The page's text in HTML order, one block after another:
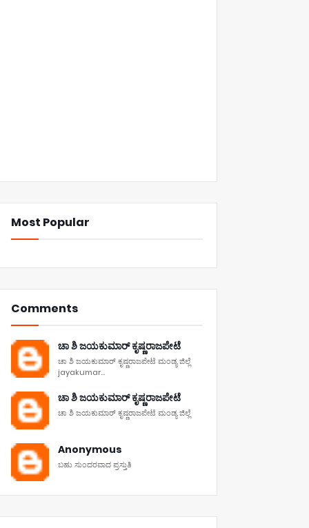
Most Popular
Comments
ಚಾ ಶಿ ಜಯಕುಮಾರ್ ಕೃಷ್ಣರಾಜಪೇಟೆ
ಚಾ ಶಿ ಜಯಕುಮಾರ್ ಕೃಷ್ಣರಾಜಪೇಟೆ ಮಂಡ್ಯ ಜಿಲ್ಲೆ
jayakumar...
ಚಾ ಶಿ ಜಯಕುಮಾರ್ ಕೃಷ್ಣರಾಜಪೇಟೆ
ಚಾ ಶಿ ಜಯಕುಮಾರ್ ಕೃಷ್ಣರಾಜಪೇಟೆ ಮಂಡ್ಯ ಜಿಲ್ಲೆ
Anonymous
ಬಹು ಸುಂದರವಾದ ಪ್ರಸ್ತುತಿ